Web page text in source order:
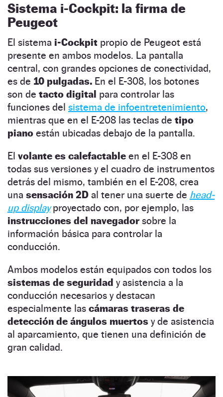
Sistema i-Cockpit: la firma de
Peugeot
El sistema i-Cockpit propio de Peugeot está
presente en ambos modelos. La pantalla
central, con grandes opciones de conectividad,
es de 10 pulgadas. En el E-308, los botones
son de tacto digital para controlar las
funciones del sistema de infoentretenimiento,
mientras que en el E-208 las teclas de tipo
piano están ubicadas debajo de la pantalla.
El volante es calefactable en el E-308 en
todas sus versiones y el cuadro de instrumentos
detrás del mismo, también en el E-208, crea
una sensación 2D al tener una suerte de head-
up displayproyectado con, por ejemplo, las
instrucciones del navegadorsobre la
información básica para controlar la
conducción.
Ambos modelos están equipados con todos los
sistemas de seguridad y asistencia a la
conducción necesarios y destacan
especialmente las cámaras traseras de
detección de ángulos muertos y de asistencia
al aparcamiento, que tienen una definición de
gran calidad.